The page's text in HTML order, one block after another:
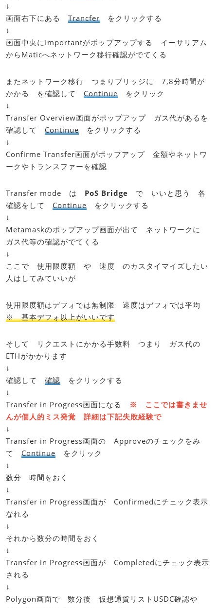
↓
画面右下にある Trancfer をクリックする
↓
画面中央にImportantがポップアップする イーサリアム
からMaticへネットワーク移行確認がでてくる
またネットワーク移行 つまりブリッジに 7,8分時間が
かかる を確認して Continue をクリック
↓
Transfer Overview画面がポップアップ ガス代があるを
確認して Continue をクリックする
↓
Confirme Transfer画面がポップアップ 金額やネットワ
ークやトランスファーを確認
Transfer mode は PoS Bridge で いいと思う 各
確認をして Continue をクリックする
↓
Metamaskのポップアップ画面が出て ネットワークに
ガス代等の確認がでてくる
↓
ここで 使用限度額 や 速度 のカスタイマイズしたい
人はしてみていいが
使用限度額はデフォでは無制限 速度はデフォでは平均
※ 基本デフォ以上がいいです
そして リクエストにかかる手数料 つまり ガス代の
ETHがかかります
↓
確認して 確認 をクリックする
↓
Transfer in Progress画面になる ※ ここでは書きませ
んが個人的ミス発覚 詳細は下記失敗経験で
↓
Transfer in Progress画面の Approveのチェックをみ
て Continue をクリック
↓
数分 時間をおく
↓
Transfer in Progress画面が Confirmedにチェック表示
なれる
↓
それから数分の時間をおく
↓
Transfer in Progress画面が Completedにチェック表示
される
↓
Polygon画面で 数分後 仮想通貨リストUSDC確認や